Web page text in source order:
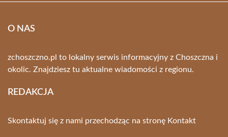
O NAS
zchoszczno.pl to lokalny serwis informacyjny z Choszczna i
okolic. Znajdziesz tu aktualne wiadomości z regionu.
REDAKCJA
Skontaktuj się z nami przechodząc na stronę Kontakt